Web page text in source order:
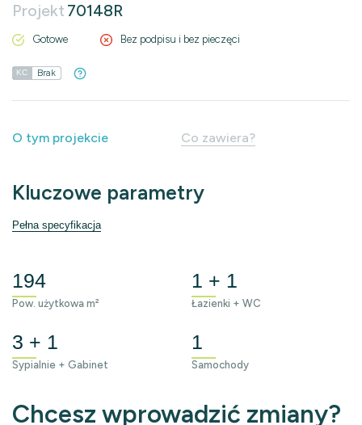
Projekt 70148R
Gotowe Bez podpisu i bez pieczęci
KC Brak
O tym projekcie Co zawiera?
Kluczowe parametry
Pełna specyfikacja
194
Pow. użytkowa m²
1 + 1
Łazienki + WC
3 + 1
Sypialnie + Gabinet
1
Samochody
Chcesz wprowadzić zmiany?